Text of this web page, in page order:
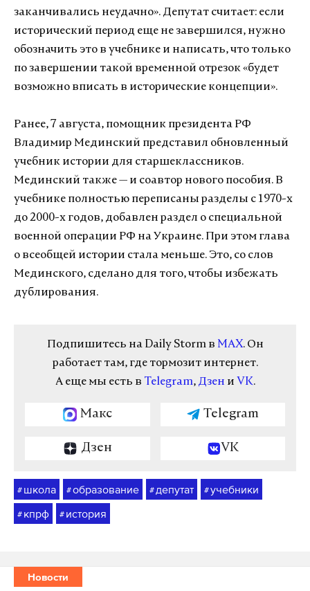
заканчивались неудачно». Депутат считает: если
исторический период еще не завершился, нужно
обозначить это в учебнике и написать, что только
по завершении такой временной отрезок «будет
возможно вписать в исторические концепции».
Ранее, 7 августа, помощник президента РФ
Владимир Мединский представил обновленный
учебник истории для старшеклассников.
Мединский также — и соавтор нового пособия. В
учебнике полностью переписаны разделы с 1970-х
до 2000-х годов, добавлен раздел о специальной
военной операции РФ на Украине. При этом глава
о всеобщей истории стала меньше. Это, со слов
Мединского, сделано для того, чтобы избежать
дублирования.
Подпишитесь на Daily Storm в MAX. Он
работает там, где тормозит интернет.
А еще мы есть в Telegram, Дзен и VK.
Макс Telegram
Дзен VK
# школа #образование # депутат #учебники
# кпрф # история
Новости